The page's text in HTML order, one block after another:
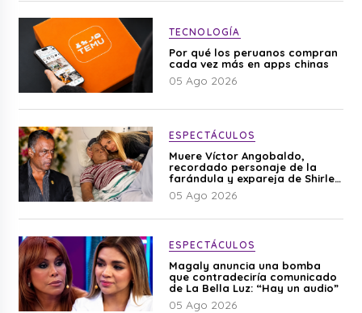
TECNOLOGÍA
Por qué los peruanos compran
cada vez más en apps chinas
05 Ago 2026
ESPECTÁCULOS
Muere Víctor Angobaldo,
recordado personaje de la
farándula y expareja de Shirley
Cherres
05 Ago 2026
ESPECTÁCULOS
Magaly anuncia una bomba
que contradeciría comunicado
de La Bella Luz: “Hay un audio”
05 Ago 2026